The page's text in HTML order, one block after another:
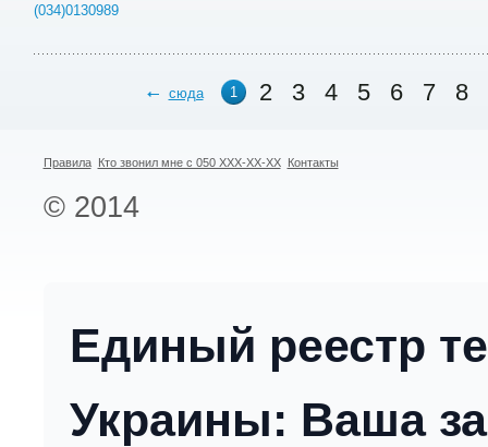
(034)0130989
сюда 1 2 3 4 5 6 7 8
Правила Кто звонил мне с 050 XXX-XX-XX Контакты
© 2014
Единый реестр
Украины: Ваша